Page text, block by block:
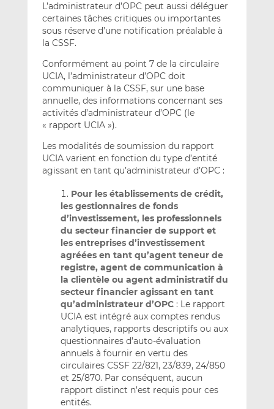
L’administrateur d’OPC peut aussi déléguer
certaines tâches critiques ou importantes
sous réserve d’une notification préalable à
la CSSF.
Conformément au point 7 de la circulaire
UCIA, l’administrateur d’OPC doit
communiquer à la CSSF, sur une base
annuelle, des informations concernant ses
activités d’administrateur d’OPC (le
« rapport UCIA »).
Les modalités de soumission du rapport
UCIA varient en fonction du type d’entité
agissant en tant qu’administrateur d’OPC :
Pour les établissements de crédit,
les gestionnaires de fonds
d’investissement, les professionnels
du secteur financier de support et
les entreprises d’investissement
agréées en tant qu’agent teneur de
registre, agent de communication à
la clientèle ou agent administratif du
secteur financier agissant en tant
qu’administrateur d’OPC: Le rapport
UCIA est intégré aux comptes rendus
analytiques, rapports descriptifs ou aux
questionnaires d’auto-évaluation
annuels à fournir en vertu des
circulaires CSSF 22/821, 23/839, 24/850
et 25/870. Par conséquent, aucun
rapport distinct n’est requis pour ces
entités.